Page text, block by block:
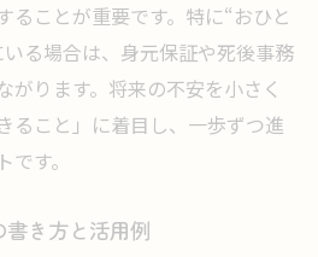
ることが重要です。特に“おひと
る場合は、身元保証や死後事務
がります。将来の不安を小さく
ること」に着目し、一歩ずつ進
す。
き方と活用例